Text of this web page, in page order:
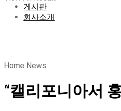
게시판
회사소개
Home News
“캘리포니아서